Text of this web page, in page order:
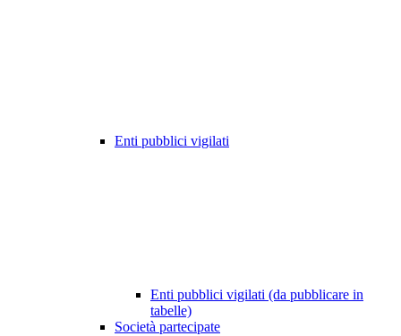
Enti pubblici vigilati
Enti pubblici vigilati (da pubblicare in
tabelle)
Società partecipate